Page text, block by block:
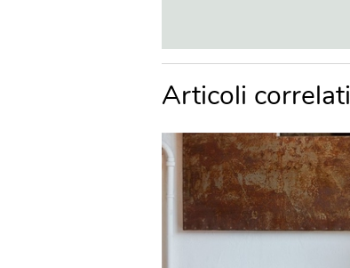
Articoli correlati